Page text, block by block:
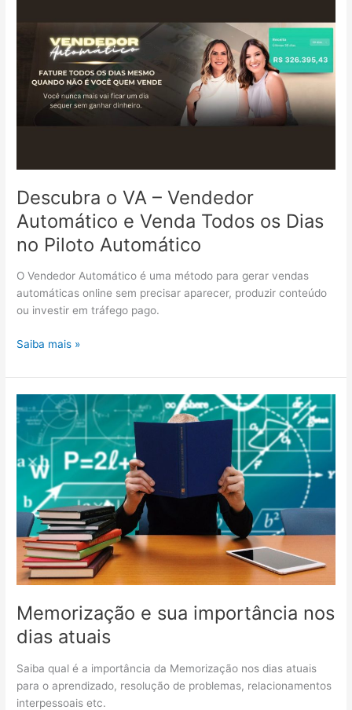
Descubra o VA – Vendedor
Automático e Venda Todos os Dias
no Piloto Automático
O Vendedor Automático é uma método para gerar vendas
automáticas online sem precisar aparecer, produzir conteúdo
ou investir em tráfego pago.
Descubra
VA
–
Vendedor
Automático
Venda
Todos
os
Dias
no
Piloto
Automático
Saiba mais »
Memorização e sua importância nos
dias atuais
Saiba qual é a importância da Memorização nos dias atuais
para o aprendizado, resolução de problemas, relacionamentos
interpessoais etc.